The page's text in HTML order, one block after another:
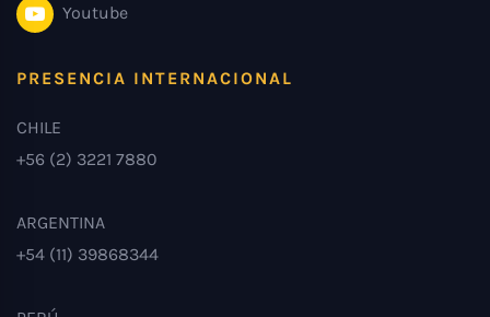
Youtube
PRESENCIA INTERNACIONAL
CHILE
+56 (2) 3221 7880
ARGENTINA
+54 (11) 39868344